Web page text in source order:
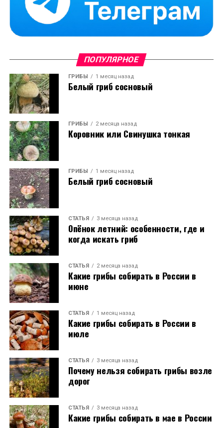
ПОПУЛЯРНОЕ
ГРИБЫ 1 месяц назад
Белый гриб сосновый
ГРИБЫ 2 месяца назад
Коровник или Свинушка тонкая
ГРИБЫ 1 месяц назад
Белый гриб сосновый
СТАТЬЯ 3 месяца назад
Опёнок летний: особенности, где и
когда искать гриб
СТАТЬЯ 2 месяца назад
Какие грибы собирать в России в
июне
СТАТЬЯ 1 месяц назад
Какие грибы собирать в России в
июле
СТАТЬЯ 3 месяца назад
Почему нельзя собирать грибы возле
дорог
СТАТЬЯ 3 месяца назад
Какие грибы собирать в мае в России